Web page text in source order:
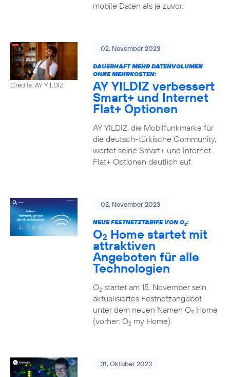
mobile Daten als je zuvor.
Credits: AY YILDIZ
02. November 2023
DAUERHAFT MEHR DATENVOLUMEN
OHNE MEHRKOSTEN:
AY YILDIZ verbessert
Smart+ und Internet
Flat+ Optionen
AY YILDIZ, die Mobilfunkmarke für
die deutsch-türkische Community,
wertet seine Smart+ und Internet
Flat+ Optionen deutlich auf.
02. November 2023
NEUE FESTNETZTARIFE VON O2:
O2 Home startet mit
attraktiven
Angeboten für alle
Technologien
O2startet am 15. November sein
aktualisiertes Festnetzangebot
unter dem neuen Namen O2Home
(vorher: O2my Home).
31. Oktober 2023